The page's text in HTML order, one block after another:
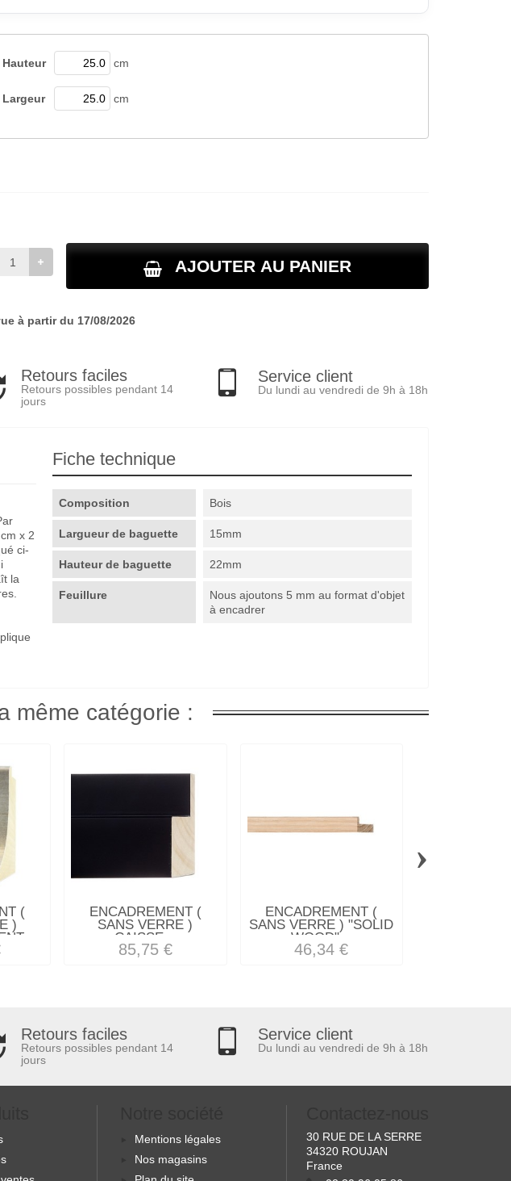
Hauteur cm
Largeur cm
AJOUTER AU PANIER
à partir du 17/08/2026
Retours faciles
Retours possibles pendant 14
jours
Service client
Du lundi au vendredi de 9h à 18h
x 2
ci-
la
Fiche technique
Composition Bois
Largueur de baguette 15mm
Hauteur de baguette 22mm
Feuillure
Nous ajoutons 5 mm au format d'objet
à encadrer
même catégorie :
(
)
ENCADREMENT (
SANS VERRE )
CAISSE...
85,75 €
ENCADREMENT (
SANS VERRE ) "SOLID
WOOD"...
46,34 €
›
Retours faciles
Retours possibles pendant 14
jours
Service client
Du lundi au vendredi de 9h à 18h
Mentions légales
Nos magasins
30 RUE DE LA SERRE
34320 ROUJAN
France